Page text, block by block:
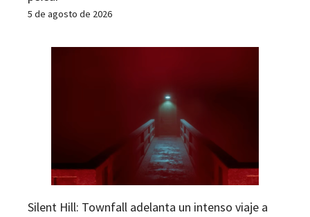
5 de agosto de 2026
Silent Hill: Townfall adelanta un intenso viaje a